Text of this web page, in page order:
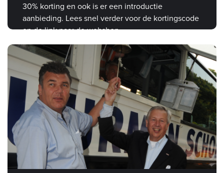
30% korting en ook is er een introductie
aanbieding. Lees snel verder voor de kortingscode
en de link naar de webshop.